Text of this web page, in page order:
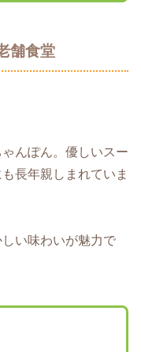
舗食堂
んぽん。優しいスー
長年親しまれていま
しい味わいが魅力で